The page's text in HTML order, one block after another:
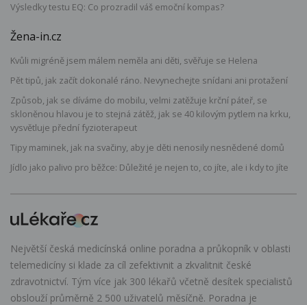
Výsledky testu EQ: Co prozradil váš emoční kompas?
Žena-in.cz
Kvůli migréně jsem málem neměla ani děti, svěřuje se Helena
Pět tipů, jak začít dokonalé ráno. Nevynechejte snídani ani protažení
Způsob, jak se díváme do mobilu, velmi zatěžuje krční páteř, se
skloněnou hlavou je to stejná zátěž, jak se 40 kilovým pytlem na krku,
vysvětluje přední fyzioterapeut
Tipy maminek, jak na svačiny, aby je děti nenosily nesnědené domů
Jídlo jako palivo pro běžce: Důležité je nejen to, co jíte, ale i kdy to jíte
Největší česká medicínská online poradna a průkopník v oblasti
telemedicíny si klade za cíl zefektivnit a zkvalitnit české
zdravotnictví. Tým více jak 300 lékařů včetně desítek specialistů
obslouží průměrně 2 500 uživatelů měsíčně. Poradna je